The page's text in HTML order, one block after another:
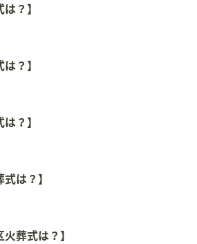
？】
？】
？】
は？】
葬式は？】